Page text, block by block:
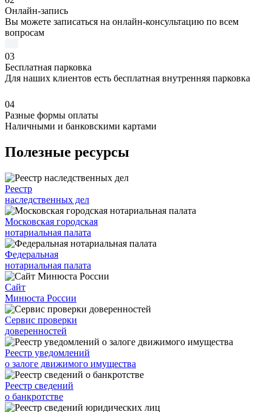
Онлайн-запись
Вы можете записаться на онлайн-консультацию по всем
вопросам
03
Бесплатная парковка
Для наших клиентов есть бесплатная внутренняя парковка
04
Разные формы оплаты
Наличными и банковскими картами
Полезные ресурсы
Реестр
наследственных дел
Московская городская
нотариальная палата
Федеральная
нотариальная палата
Сайт
Минюста России
Сервис проверки
доверенностей
Реестр уведомлений
о залоге движимого имущества
Реестр сведений
о банкротстве